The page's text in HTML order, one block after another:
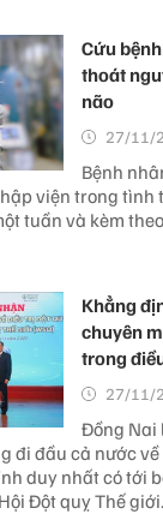
Cứu
thoát
não
27/11/
Bệnh
viện trong
tuần và kèm
Khẳng
chuyên
trong
27/11/
Đồng Nai
đi đầu cả nước
duy nhất có tới
Đột quỵ Thế giới.